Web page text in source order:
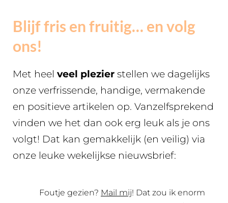
Blijf fris en fruitig… en volg
ons!
Met heel veel plezier stellen we dagelijks
onze verfrissende, handige, vermakende
en positieve artikelen op. Vanzelfsprekend
vinden we het dan ook erg leuk als je ons
volgt! Dat kan gemakkelijk (en veilig) via
onze leuke wekelijkse nieuwsbrief:
Foutje gezien? Mail mij! Dat zou ik enorm